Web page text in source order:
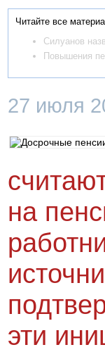
Читайте все
Силуанов
Повышения
27 июля
на
эти